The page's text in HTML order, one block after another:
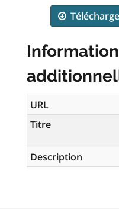
URL
Titre
Description